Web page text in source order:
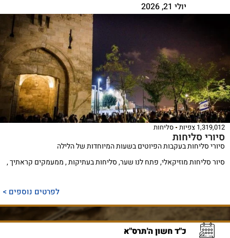
יולי 21, 2026
1,319,012 צפיות סליחות
סיורי סליחות
סיורי סליחות בעקבות הפיוטים בשעות המיוחדות של הלילה
סיור סליחות מוזיקאלי, פתח לנו שער, סליחות בעתיקות , ממעמקים קראתיך ,
לפרטים נוספים >
כ"ד חשון ה'תרס"א